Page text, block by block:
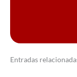
Entradas